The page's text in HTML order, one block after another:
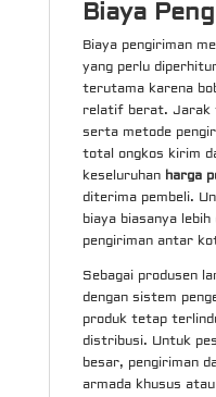
Biaya
Biaya pengiriman
yang perlu
terutama karena
relatif berat. Jarak
serta metode
total ongkos kirim
keseluruhan harga
diterima pembeli.
biaya biasanya
pengiriman antar
Sebagai produsen
dengan sistem
produk tetap
distribusi. Untuk
besar, pengiriman
armada khusus